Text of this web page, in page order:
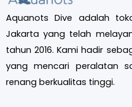
Aquanots Dive adalah
Jakarta yang telah
tahun 2016. Kami hadir
yang mencari peralatan
renang berkualitas tinggi.